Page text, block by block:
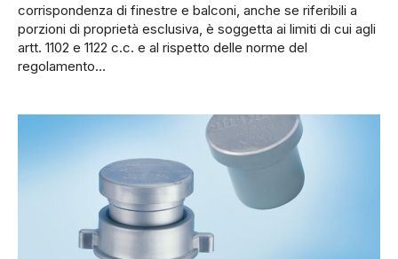
corrispondenza di finestre e balconi, anche se riferibili a
porzioni di proprietà esclusiva, è soggetta ai limiti di cui agli
artt. 1102 e 1122 c.c. e al rispetto delle norme del
regolamento…